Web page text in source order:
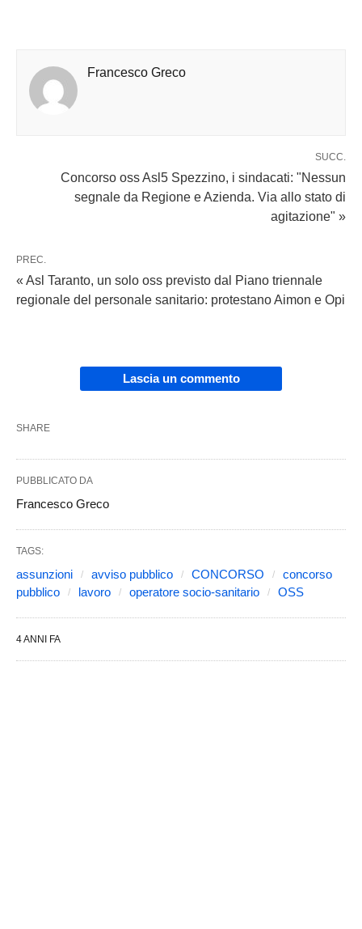
Francesco Greco
SUCC.
Concorso oss Asl5 Spezzino, i sindacati: "Nessun
segnale da Regione e Azienda. Via allo stato di
agitazione" »
PREC.
« Asl Taranto, un solo oss previsto dal Piano triennale
regionale del personale sanitario: protestano Aimon e Opi
Lascia un commento
SHARE
PUBBLICATO DA
Francesco Greco
TAGS:
assunzioni avviso pubblico CONCORSO
concorso
pubblico
lavoro operatore socio-sanitario OSS
4 ANNI FA